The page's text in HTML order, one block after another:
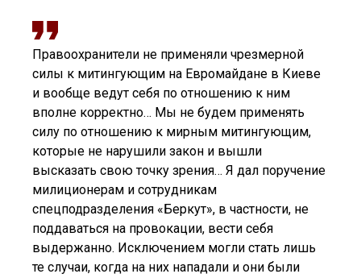
Правоохранители не применяли чрезмерной
силы к митингующим на Евромайдане в Киеве
и вообще ведут себя по отношению к ним
вполне корректно… Мы не будем применять
силу по отношению к мирным митингующим,
которые не нарушили закон и вышли
высказать свою точку зрения… Я дал поручение
милиционерам и сотрудникам
спецподразделения «Беркут», в частности, не
поддаваться на провокации, вести себя
выдержанно. Исключением могли стать лишь
те случаи, когда на них нападали и они были